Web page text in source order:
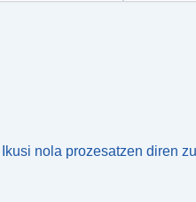
Ikusi nola prozesatzen diren